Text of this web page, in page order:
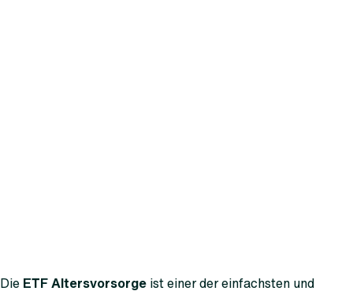
Die ETF Altersvorsorge ist einer der einfachsten und